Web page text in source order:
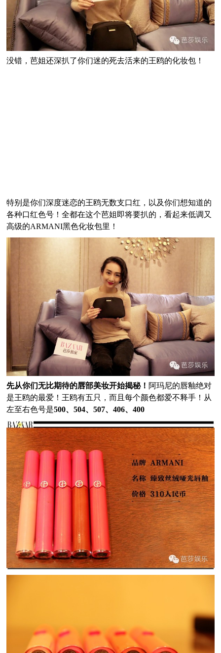
没错，芭姐还深扒了你们迷的死去活来的王鸥的化妆包！
特别是你们深度迷恋的王鸥无数支口红，以及你们想知道的
各种口红色号！全都在这个芭姐即将要扒的，看起来低调又
高级的ARMANI黑色化妆包里！
先从你们无比期待的唇部美妆开始揭秘！ 阿玛尼的唇釉绝对
是王鸥的最爱！王鸥有五只，而且每个颜色都爱不释手！从
左至右色号是500、504、507、406、400